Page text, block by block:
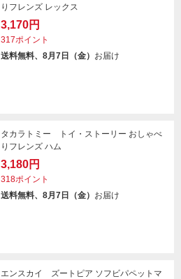
りフレンズ レックス
3,170円
317ポイント
送料無料、8月7日（金） お届け
タカラトミー トイ・ストーリー おしゃべ
りフレンズ ハム
3,180円
318ポイント
送料無料、8月7日（金） お届け
エンスカイ ズートピア ソフビパペットマ